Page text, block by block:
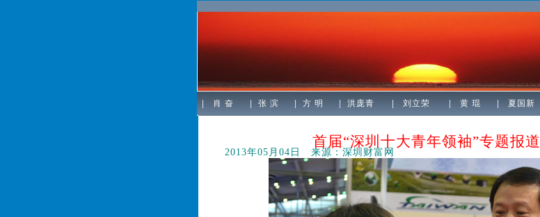
肖 奋 张 滨 方 明 洪庞青 刘立荣 黄 琨 夏国新
首届“深圳十大青年领袖”专题报道
2013年05月04日 来源：深圳财富网